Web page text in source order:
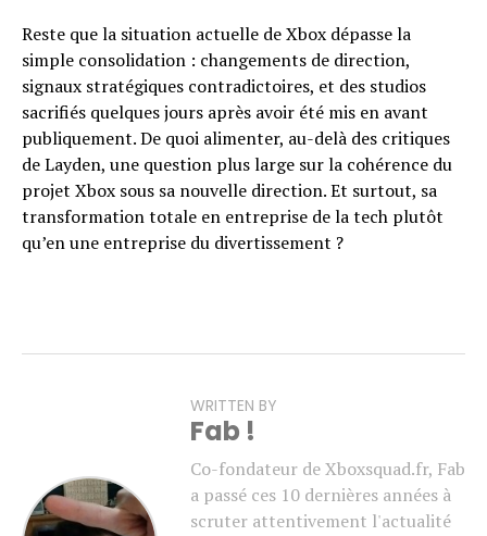
Reste que la situation actuelle de Xbox dépasse la
simple consolidation : changements de direction,
signaux stratégiques contradictoires, et des studios
sacrifiés quelques jours après avoir été mis en avant
publiquement. De quoi alimenter, au-delà des critiques
de Layden, une question plus large sur la cohérence du
projet Xbox sous sa nouvelle direction. Et surtout, sa
transformation totale en entreprise de la tech plutôt
qu’en une entreprise du divertissement ?
WRITTEN BY
Fab !
Co-fondateur de Xboxsquad.fr, Fab
a passé ces 10 dernières années à
scruter attentivement l'actualité